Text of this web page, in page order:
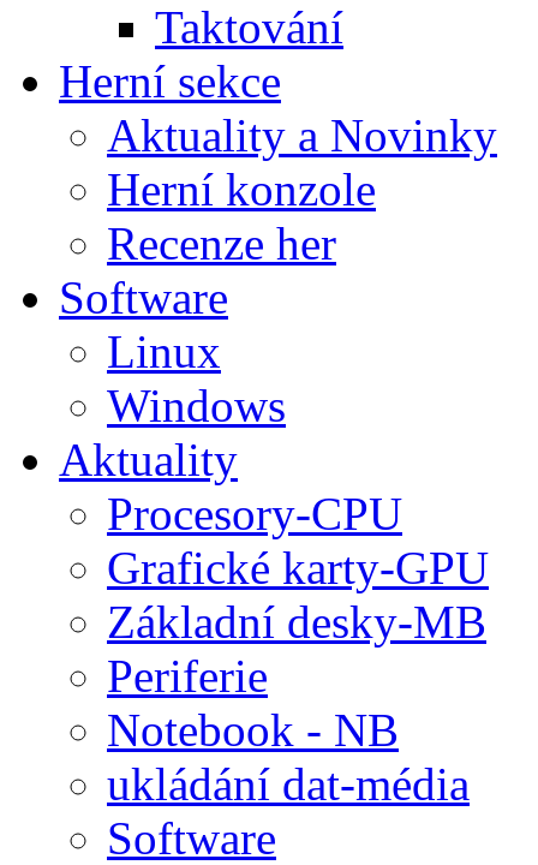
Taktování
Herní sekce
Aktuality a Novinky
Herní konzole
Recenze her
Software
Linux
Windows
Aktuality
Procesory-CPU
Grafické karty-GPU
Základní desky-MB
Periferie
Notebook - NB
ukládání dat-média
Software